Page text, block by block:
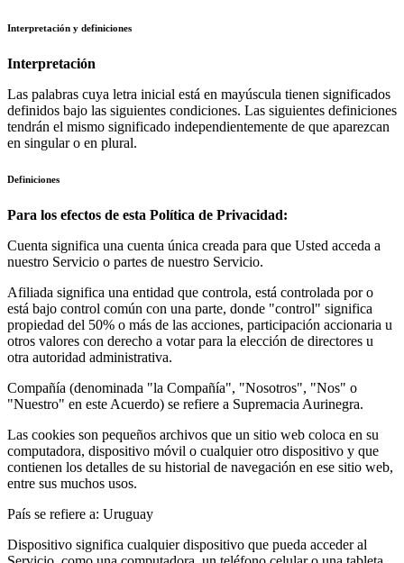
Interpretación y definiciones
Interpretación
Las palabras cuya letra inicial está en mayúscula tienen significados
definidos bajo las siguientes condiciones. Las siguientes definiciones
tendrán el mismo significado independientemente de que aparezcan
en singular o en plural.
Definiciones
Para los efectos de esta Política de Privacidad:
Cuenta significa una cuenta única creada para que Usted acceda a
nuestro Servicio o partes de nuestro Servicio.
Afiliada significa una entidad que controla, está controlada por o
está bajo control común con una parte, donde "control" significa
propiedad del 50% o más de las acciones, participación accionaria u
otros valores con derecho a votar para la elección de directores u
otra autoridad administrativa.
Compañía (denominada "la Compañía", "Nosotros", "Nos" o
"Nuestro" en este Acuerdo) se refiere a Supremacia Aurinegra.
Las cookies son pequeños archivos que un sitio web coloca en su
computadora, dispositivo móvil o cualquier otro dispositivo y que
contienen los detalles de su historial de navegación en ese sitio web,
entre sus muchos usos.
País se refiere a: Uruguay
Dispositivo significa cualquier dispositivo que pueda acceder al